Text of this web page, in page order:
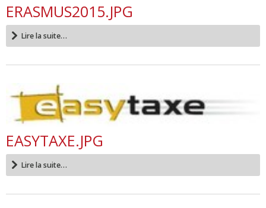
ERASMUS2015.JPG
Lire la suite…
EASYTAXE.JPG
Lire la suite…